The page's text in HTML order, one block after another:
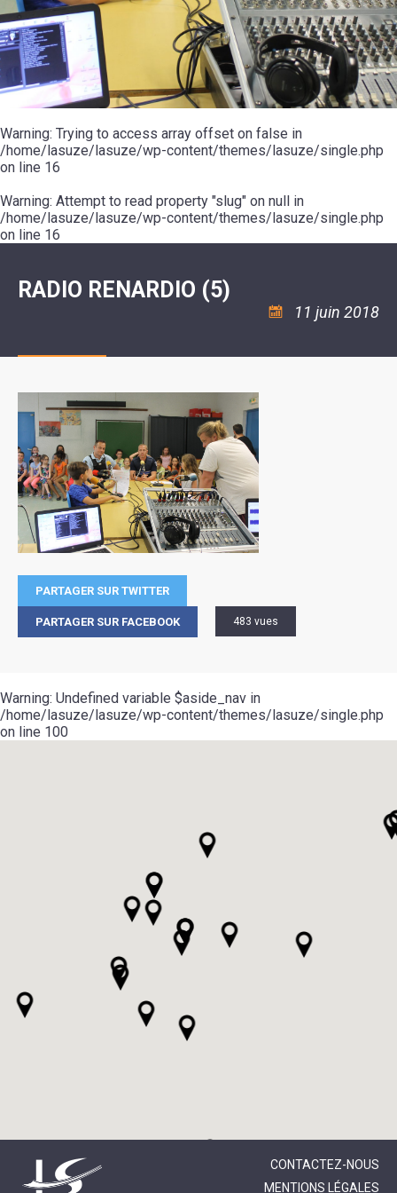
20ÈME
SIÈCLE
RÉUNIONS
DU
CONSEIL
MUNICIPAL
ARRÊTÉS
ET
DÉCISIONS
DU
MAIRE
MOT
DE
LA
MINORITÉ
LES
ÉCOLES
/
LE
COLLÈGE
ESPACE
JEUNES
18
:
ASSOCIATION
COULÉE
DOUCE
ENVIRONNEMENT
L'EAU
ET
L'ASSAINISSEMENT
LA
RÉSIDENCE
AUTONOMIE
LE
CCAS
LA
POLICE
SÉCURITÉ
/
RISQUES
MAJEURS
DE
MUSIQUE
L'ÉCOLE
COMMUNAUTAIRE
DE
DANSE
LA
PISCINE
ASSOCIATIONS
VOIE
VERTE
VISITES
ET
DÉCOUVERTES
LES
RANDONNÉES
POUR
CAMPING-
CARS
TENTES
CARAVANES
LA
HALTE
FLUVIALE
LA
SUZE
Warning: Trying to access array offset on false in
/home/lasuze/lasuze/wp-content/themes/lasuze/single.php
on line 16
Warning: Attempt to read property "slug" on null in
/home/lasuze/lasuze/wp-content/themes/lasuze/single.php
on line 16
RADIO RENARDIO (5)
11 juin 2018
PARTAGER SUR TWITTER
PARTAGER SUR FACEBOOK 483 vues
Warning: Undefined variable $aside_nav in
/home/lasuze/lasuze/wp-content/themes/lasuze/single.php
on line 100
CONTACTEZ-NOUS
MENTIONS LÉGALES